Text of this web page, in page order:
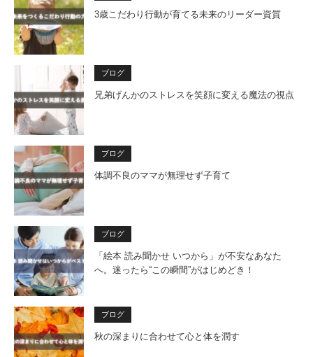
3歳こだわり行動が育てる未来のリーダー資質
ブログ
兄弟げんかのストレスを笑顔に変える魔法の視点
ブログ
体調不良のママが無理せず子育て
ブログ
「絵本 読み聞かせ いつから」が不安なあなた
へ。迷ったら“この瞬間”がはじめどき！
ブログ
秋の深まりに合わせて心と体を潤す